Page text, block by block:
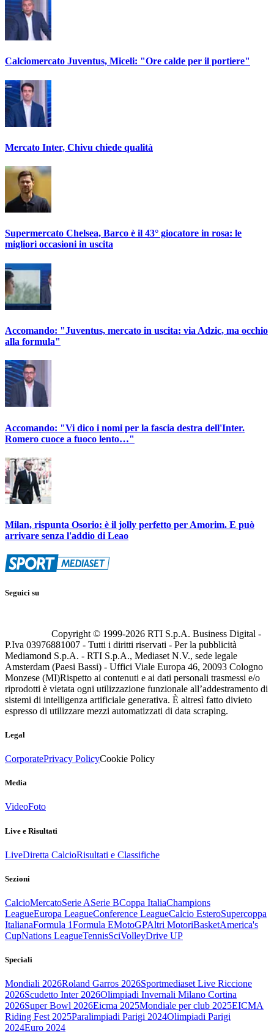
Calciomercato Juventus, Miceli: "Ore calde per il portiere"
Mercato Inter, Chivu chiede qualità
Supermercato Chelsea, Barco è il 43° giocatore in rosa: le
migliori occasioni in uscita
Accomando: "Juventus, mercato in uscita: via Adzic, ma occhio
alla formula"
Accomando: "Vi dico i nomi per la fascia destra dell'Inter.
Romero cuoce a fuoco lento…"
Milan, rispunta Osorio: è il jolly perfetto per Amorim. E può
arrivare senza l'addio di Leao
Seguici su
Copyright © 1999-2026 RTI S.p.A. Business Digital -
P.Iva 03976881007 - Tutti i diritti riservati - Per la pubblicità
Mediamond S.p.A. - RTI S.p.A., Mediaset N.V., sede legale
Amsterdam (Paesi Bassi) - Uffici Viale Europa 46, 20093 Cologno
Monzese (MI)Rispetto ai contenuti e ai dati personali trasmessi e/o
riprodotti è vietata ogni utilizzazione funzionale all’addestramento di
sistemi di intelligenza artificiale generativa. È altresì fatto divieto
espresso di utilizzare mezzi automatizzati di data scraping.
Legal
CorporatePrivacy PolicyCookie Policy
Media
VideoFoto
Live e Risultati
LiveDiretta CalcioRisultati e Classifiche
Sezioni
CalcioMercatoSerie ASerie BCoppa ItaliaChampions
LeagueEuropa LeagueConference LeagueCalcio EsteroSupercoppa
ItalianaFormula 1Formula EMotoGPAltri MotoriBasketAmerica's
CupNations LeagueTennisSciVolleyDrive UP
Speciali
Mondiali 2026Roland Garros 2026Sportmediaset Live Riccione
2026Scudetto Inter 2026Olimpiadi Invernali Milano Cortina
2026Super Bowl 2026Eicma 2025Mondiale per club 2025EICMA
Riding Fest 2025Paralimpiadi Parigi 2024Olimpiadi Parigi
2024Euro 2024